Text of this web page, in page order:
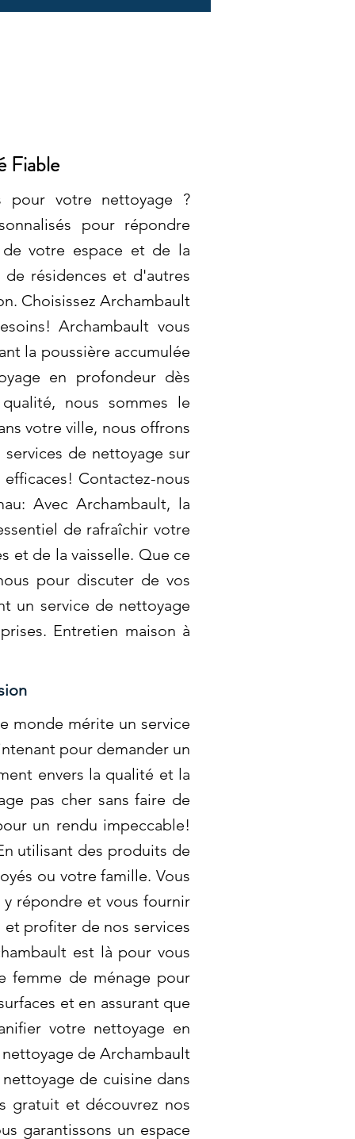
Fiable
pour votre nettoyage ?
pour répondre
votre espace et de la
résidences et d'autres
Choisissez Archambault
Archambault vous
la poussière accumulée
en profondeur dès
nous sommes le
votre ville, nous offrons
de nettoyage sur
Contactez-nous
Avec Archambault, la
de rafraîchir votre
et de la vaisselle. Que ce
pour discuter de vos
un service de nettoyage
Entretien maison à
monde mérite un service
pour demander un
envers la qualité et la
pas cher sans faire de
un rendu impeccable!
utilisant des produits de
ou votre famille. Vous
répondre et vous fournir
profiter de nos services
est là pour vous
femme de ménage pour
et en assurant que
votre nettoyage en
de Archambault
de cuisine dans
gratuit et découvrez nos
garantissons un espace